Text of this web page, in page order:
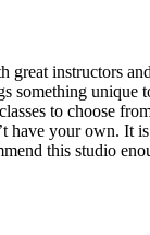
great instructors
something unique
to choose
have your own. It
this studio